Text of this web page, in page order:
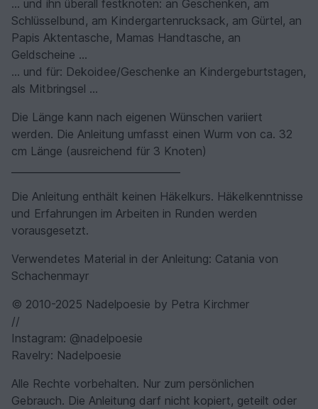
... und ihn überall festknoten: an Geschenken, am
Schlüsselbund, am Kindergartenrucksack, am Gürtel, an
Papis Aktentasche, Mamas Handtasche, an
Geldscheine ...
... und für: Dekoidee/Geschenke an Kindergeburtstagen,
als Mitbringsel ...
Die Länge kann nach eigenen Wünschen variiert
werden. Die Anleitung umfasst einen Wurm von ca. 32
cm Länge (ausreichend für 3 Knoten)
Die Anleitung enthält keinen Häkelkurs. Häkelkenntnisse
und Erfahrungen im Arbeiten in Runden werden
vorausgesetzt.
Verwendetes Material in der Anleitung: Catania von
Schachenmayr
© 2010-2025 Nadelpoesie by Petra Kirchmer
//
Instagram: @nadelpoesie
Ravelry: Nadelpoesie
Alle Rechte vorbehalten. Nur zum persönlichen
Gebrauch. Die Anleitung darf nicht kopiert, geteilt oder